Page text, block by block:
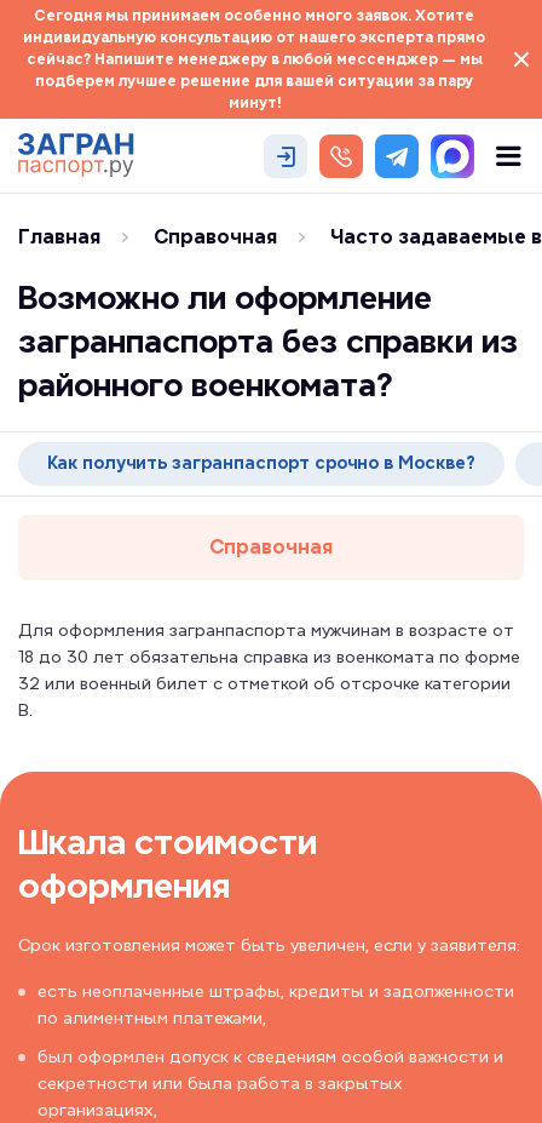
Сегодня мы принимаем особенно много заявок. Хотите
индивидуальную консультацию от нашего эксперта прямо
сейчас? Напишите менеджеру в любой мессенджер — мы
подберем лучшее решение для вашей ситуации за пару
минут!
Главная Справочная Часто задаваемые
Возможно ли оформление
загранпаспорта без справки из
районного военкомата?
Как получить загранпаспорт срочно в Москве?
Справочная
Для оформления загранпаспорта мужчинам в возрасте от
18 до 30 лет обязательна справка из военкомата по форме
32 или военный билет с отметкой об отсрочке категории
В.
Шкала стоимости
оформления
Срок изготовления может быть увеличен, если у заявителя:
есть неоплаченные штрафы, кредиты и задолженности
по алиментным платежами,
был оформлен допуск к сведениям особой важности и
секретности или была работа в закрытых
организациях,